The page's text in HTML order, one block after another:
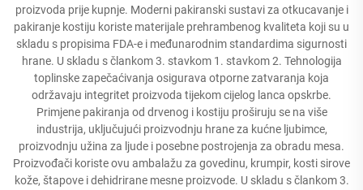
proizvoda prije kupnje. Moderni pakiranski sustavi za otkucavanje i
pakiranje kostiju koriste materijale prehrambenog kvaliteta koji su u
skladu s propisima FDA-e i međunarodnim standardima sigurnosti
hrane. U skladu s člankom 3. stavkom 1. stavkom 2. Tehnologija
toplinske zapečaćivanja osigurava otporne zatvaranja koja
održavaju integritet proizvoda tijekom cijelog lanca opskrbe.
Primjene pakiranja od drvenog i kostiju proširuju se na više
industrija, uključujući proizvodnju hrane za kućne ljubimce,
proizvodnju užina za ljude i posebne postrojenja za obradu mesa.
Proizvođači koriste ovu ambalažu za govedinu, krumpir, kosti sirove
kože, štapove i dehidrirane mesne proizvode. U skladu s člankom 3.